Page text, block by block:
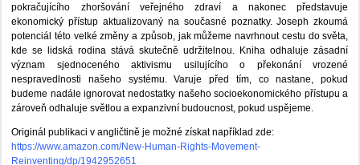
pokračujícího zhoršování veřejného zdraví a nakonec představuje
ekonomický přístup aktualizovaný na současné poznatky. Joseph zkoumá
potenciál této velké změny a způsob, jak můžeme navrhnout cestu do světa,
kde se lidská rodina stává skutečně udržitelnou. Kniha odhaluje zásadní
význam sjednoceného aktivismu usilujícího o překonání vrozené
nespravedlnosti našeho systému. Varuje před tím, co nastane, pokud
budeme nadále ignorovat nedostatky našeho socioekonomického přístupu a
zároveň odhaluje světlou a expanzivní budoucnost, pokud uspějeme.
Originál publikaci v angličtině je možné získat například zde:
https://www.amazon.com/New-Human-Rights-Movement-
Reinventing/dp/1942952651